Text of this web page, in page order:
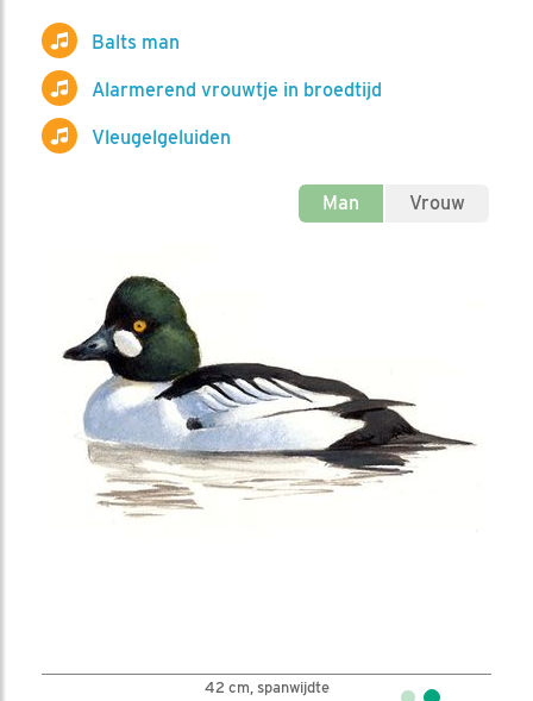
Balts man
Alarmerend vrouwtje in broedtijd
Vleugelgeluiden
Man Vrouw
42 cm, spanwijdte